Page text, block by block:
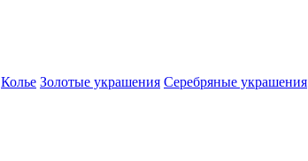
Колье Золотые украшения Серебряные украшения